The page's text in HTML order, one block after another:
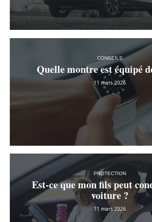
CONSEILS
Quelle montre est équipé
11 mars 2026
PROTECTION
Est-ce que mon fils peut
voiture ?
11 mars 2026